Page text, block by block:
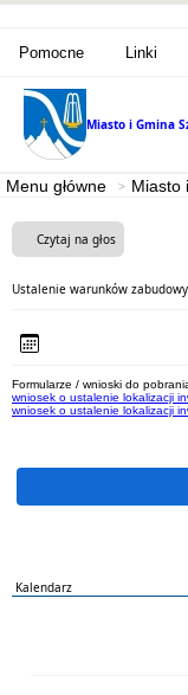
Pomocne Linki
Miasto i Gmina
Menu główne Miasto
Czytaj na głos
Ustalenie warunków zabudowy
Formularze / wnioski do
wniosek o ustalenie lokalizacji
wniosek o ustalenie lokalizacji
Kalendarz